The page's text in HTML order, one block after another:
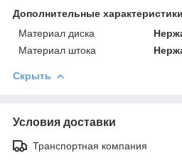
Дополнительные характеристики
Материал диска
Материал штока
Скрыть
Условия доставки
Транспортная компания